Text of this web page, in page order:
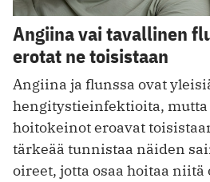
Angiina vai tavallinen
erotat ne toisistaan
Angiina ja flunssa ovat
hengitystieinfektioita,
hoitokeinot eroavat
tärkeää tunnistaa näiden
oireet, jotta osaa hoitaa